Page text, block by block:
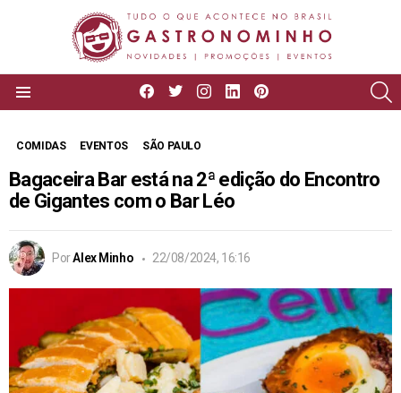
facebooktwitterinstagram
linkedin
COMIDAS EVENTOS SÃO PAULO
Bagaceira Bar está na 2ª edição do Encontro
de Gigantes com o Bar Léo
PorAlex Minho 22/08/2024, 16:16